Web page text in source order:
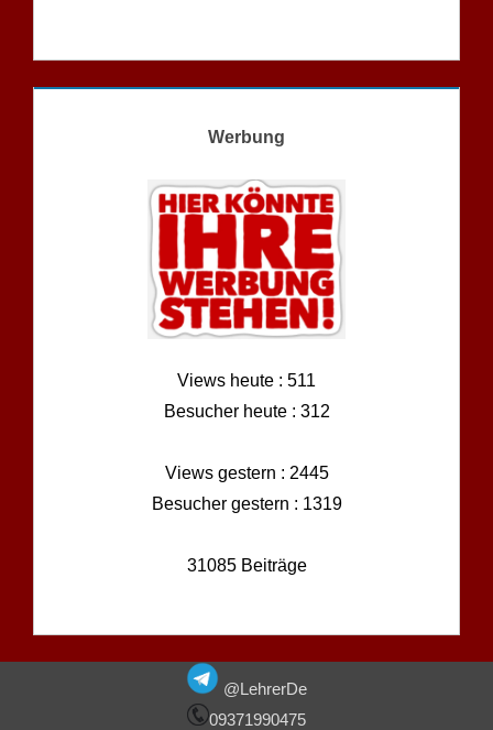
Werbung
Views heute : 511
Besucher heute : 312
Views gestern : 2445
Besucher gestern : 1319
31085 Beiträge
@LehrerDe
09371990475